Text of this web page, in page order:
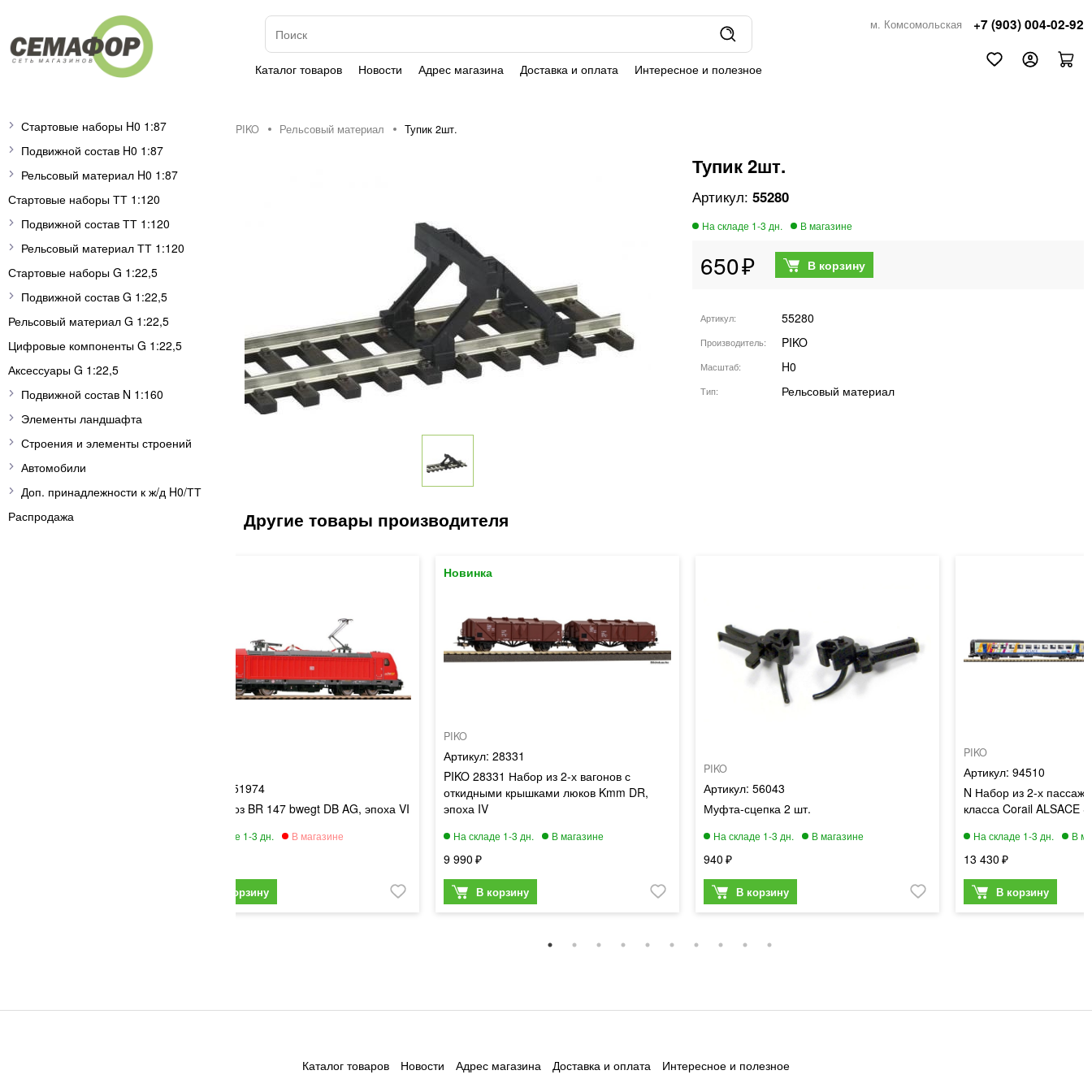
Каталог товаров Новости Адрес магазина Доставка и оплата Интересное и полезное
м. Комсомольская +7 (903) 004-02-92
Стартовые наборы H0 1:87
Подвижной состав H0 1:87
Рельсовый материал H0 1:87
Стартовые наборы ТТ 1:120
Подвижной состав ТТ 1:120
Рельсовый материал ТТ 1:120
Стартовые наборы G 1:22,5
Подвижной состав G 1:22,5
Рельсовый материал G 1:22,5
Цифровые компоненты G 1:22,5
Аксессуары G 1:22,5
Подвижной состав N 1:160
Элементы ландшафта
Строения и элементы строений
Автомобили
Доп. принадлежности к ж/д H0/ТТ
Распродажа
PIKO Рельсовый материал Тупик 2шт.
Тупик 2шт.
55280
650
Артикул 55280
Производитель PIKO
Масштаб H0
Тип Рельсовый материал
51974
Электровоз BR 147 bwegt DB AG, эпоха VI
PIKO
28331
PIKO 28331 Набор из 2-х вагонов с
откидными крышками люков Kmm DR,
эпоха IV
9 990
PIKO
56043
Муфта-сцепка 2 шт.
940
PIKO
94510
N Набор из 2-х
класса Corail ALSACE
13 430
Каталог товаров Новости Адрес магазина Доставка и оплата
Интересное и полезное